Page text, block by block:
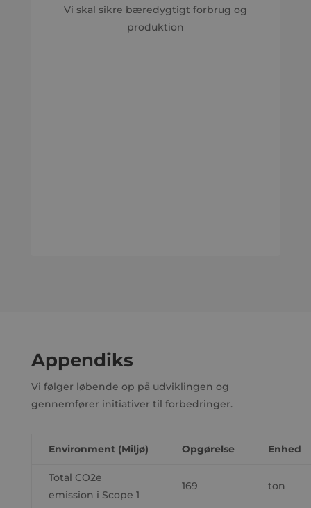
Vi skal sikre bæredygtigt forbrug og
produktion
Appendiks
Vi følger løbende op på udviklingen og
gennemfører initiativer til forbedringer.
Environment(Miljø) Opgørelse Enhed
Total CO2e
emission i Scope 1
169 ton